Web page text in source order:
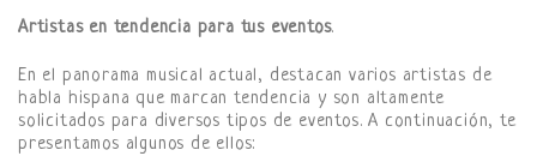
Artistas en tendencia para tus eventos.
En el panorama musical actual, destacan varios artistas de
habla hispana que marcan tendencia y son altamente
solicitados para diversos tipos de eventos. A continuación, te
presentamos algunos de ellos: